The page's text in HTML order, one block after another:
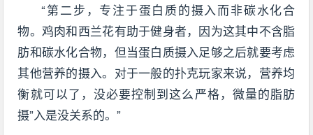
“第二步，专注于蛋白质的摄入而非碳水化合
物。鸡肉和西兰花有助于健身者，因为这其中不含脂
肪和碳水化合物，但当蛋白质摄入足够之后就要考虑
其他营养的摄入。对于一般的扑克玩家来说，营养均
衡就可以了，没必要控制到这么严格，微量的脂肪
摄”入是没关系的。”